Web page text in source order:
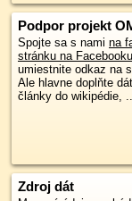
Podpor projekt
Spojte sa s nami na
stránku na Facebooku
umiestnite odkaz na
Ale hlavne doplňte
články do wikipédie,
Zdroj dát